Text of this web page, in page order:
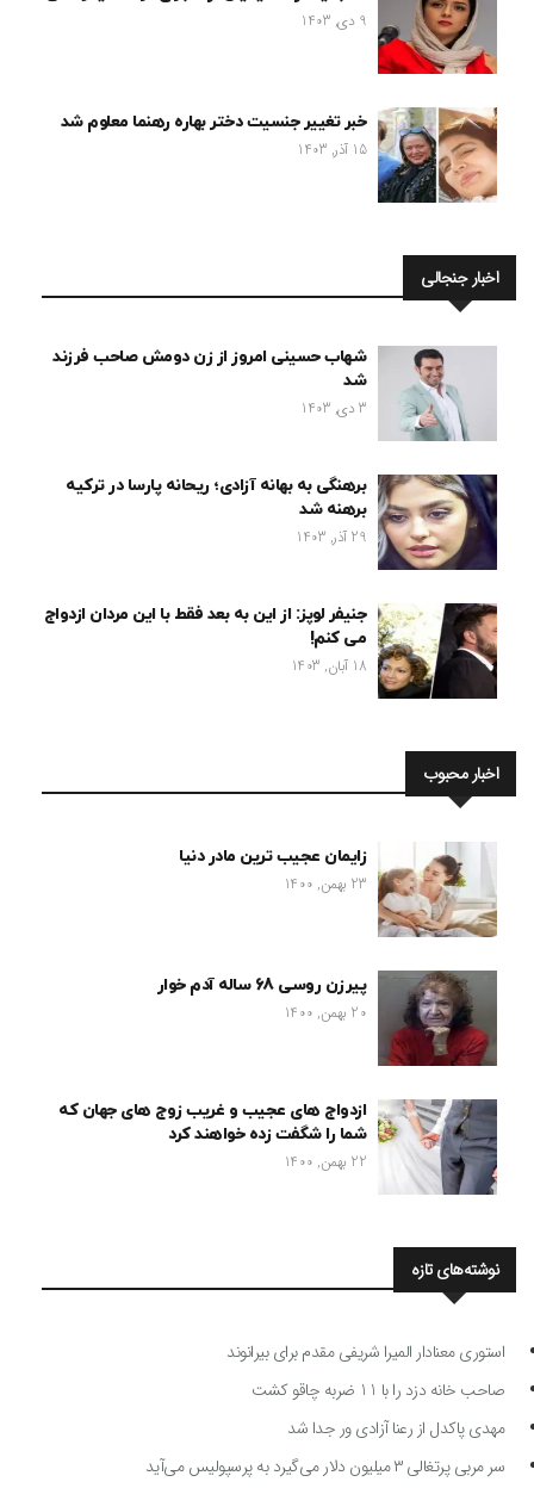
9 دی, 1403
خبر تغییر جنسیت دختر بهاره رهنما معلوم شد
15 آذر, 1403
اخبار جنجالی
شهاب حسینی امروز از زن دومش صاحب فرزند
شد
3 دی, 1403
برهنگی به بهانه آزادی؛ ریحانه پارسا در ترکیه
برهنه شد
29 آذر, 1403
جنیفر لوپز: از این به بعد فقط با این مردان ازدواج
می کنم!
18 آبان, 1403
اخبار محبوب
زایمان عجیب ترین مادر دنیا
23 بهمن, 1400
پیرزن روسی 68 ساله آدم خوار
20 بهمن, 1400
ازدواج های عجیب و غریب زوج های جهان که
شما را شگفت زده خواهند کرد
22 بهمن, 1400
نوشته‌های تازه
استوری معنادار المیرا شریفی مقدم برای بیرانوند
صاحب خانه دزد را با 11 ضربه چاقو کشت
مهدی پاکدل از رعنا آزادی ور جدا شد
سر مربی پرتغالی ۳ میلیون دلار می‌گیرد به پرسپولیس می‌آید